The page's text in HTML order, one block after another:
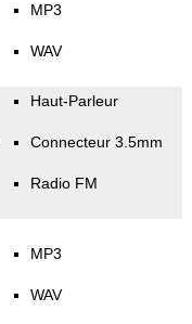
MP3
WAV
Haut-Parleur
Connecteur 3.5mm
Radio FM
MP3
WAV